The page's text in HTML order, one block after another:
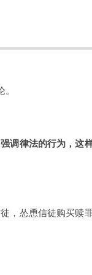
调律法的行为，这
，怂恿信徒购买赎